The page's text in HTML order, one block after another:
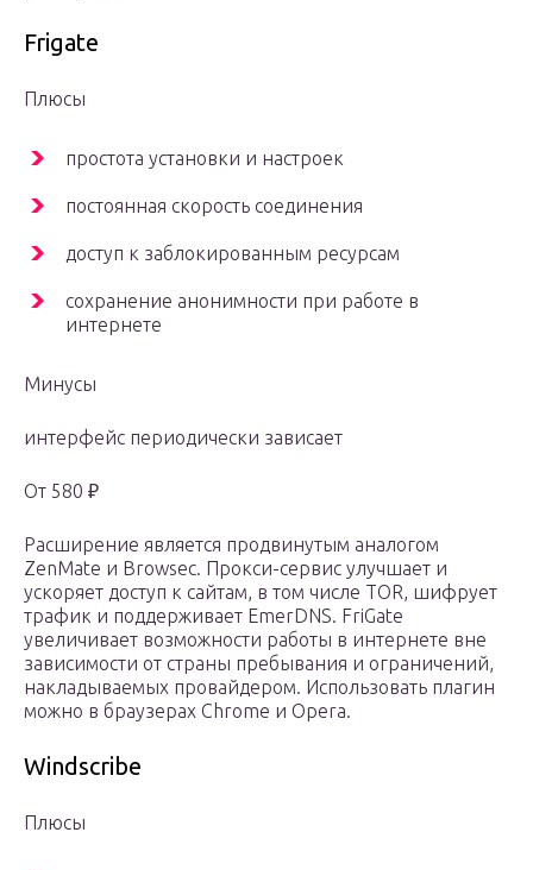
Frigate
Плюсы
простота установки и настроек
постоянная скорость соединения
доступ к заблокированным ресурсам
сохранение анонимности при работе в
интернете
Минусы
интерфейс периодически зависает
От 580 ₽
Расширение является продвинутым аналогом
ZenMate и Browsec. Прокси-сервис улучшает и
ускоряет доступ к сайтам, в том числе TOR, шифрует
трафик и поддерживает EmerDNS. FriGate
увеличивает возможности работы в интернете вне
зависимости от страны пребывания и ограничений,
накладываемых провайдером. Использовать плагин
можно в браузерах Chrome и Opera.
Windscribe
Плюсы